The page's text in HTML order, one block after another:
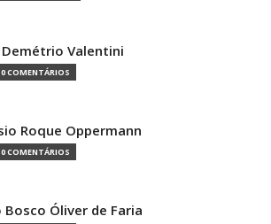
Demétrio Valentini
0 COMENTÁRIOS
Roque Oppermann
0 COMENTÁRIOS
Bosco Óliver de Faria